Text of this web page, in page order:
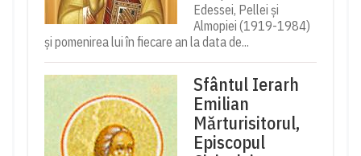
Edessei, Pellei și
Almopiei (1919-1984)
și pomenirea lui în fiecare an la data de...
Sfântul Ierarh
Emilian
Mărturisitorul,
Episcopul